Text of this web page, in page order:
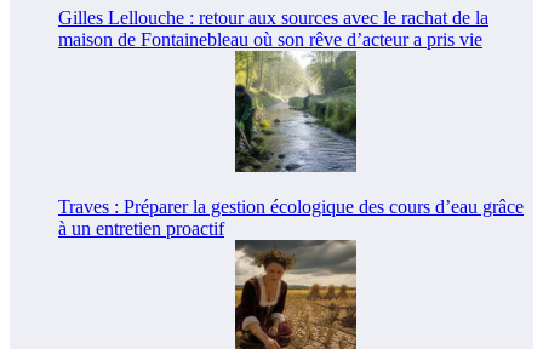
Gilles Lellouche : retour aux sources avec le rachat de la
maison de Fontainebleau où son rêve d’acteur a pris vie
Traves : Préparer la gestion écologique des cours d’eau grâce
à un entretien proactif